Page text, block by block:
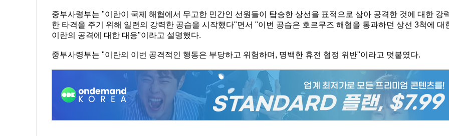
중부사령부는 "이란이 국제 해협에서 무고한 민간인 선원들이 탑승한 상선을 표적으로 삼아 공격한 것에 대한 강
한 타격을 주기 위해 일련의 강력한 공습을 시작했다"면서 "이번 공습은 호르무즈 해협을 통과하던 상선 3척에 대
이란의 공격에 대한 대응"이라고 설명했다.
중부사령부는 "이란의 이번 공격적인 행동은 부당하고 위험하며, 명백한 휴전 협정 위반"이라고 덧붙였다.